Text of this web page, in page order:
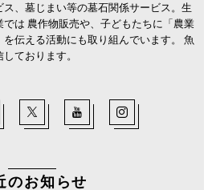
、墓じまい等の墓石関係サービス。生
は 農作物販売や、子どもたちに「農業
伝える活動にも取り組んでいます。 魚
ております。
のお知らせ